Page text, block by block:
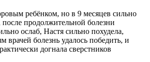
ребёнком, но в 9 месяцев сильно
продолжительной болезни
ослаб, Настя сильно похудела,
врачей болезнь удалось победить, и
догнала сверстников